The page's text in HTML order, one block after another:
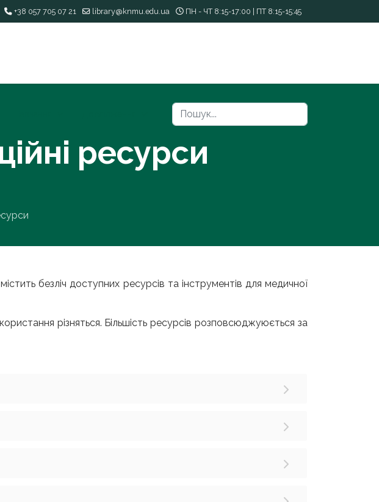
+38 057 705 07 21 library@knmu.edu.ua ПН - ЧТ 8:15-17:00 | ПТ 8:15-15:45
Пошук
ресурси
безліч доступних ресурсів та інструментів для медичної
різняться. Більшість ресурсів розповсюджуюється за